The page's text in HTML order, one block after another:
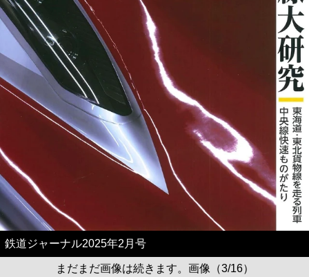
鉄道ジャーナル2025年2月号
まだまだ画像は続きます。画像（3/16）